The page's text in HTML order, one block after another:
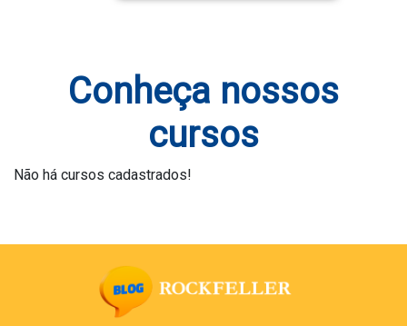
Conheça nossos
cursos
Não há cursos cadastrados!